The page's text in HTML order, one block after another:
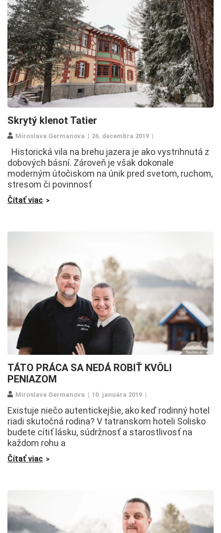
Skrytý klenot Tatier
Miroslava Germanova 26. decembra 2019
Historická vila na brehu jazera je ako vystrihnutá z
dobových básní. Zároveň je však dokonale
moderným útočiskom na únik pred svetom, ruchom,
stresom či povinnosť
Čítať viac
TÁTO PRÁCA SA NEDÁ ROBIŤ KVÔLI
PENIAZOM
Miroslava Germanova 10. januára 2019
Existuje niečo autentickejšie, ako keď rodinný hotel
riadi skutočná rodina? V tatranskom hoteli Solisko
budete cítiť lásku, súdržnosť a starostlivosť na
každom rohu a
Čítať viac